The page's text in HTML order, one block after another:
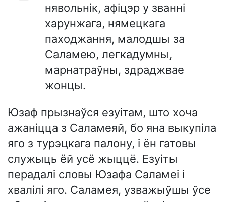
нявольнік, афіцэр у званні
харунжага, нямецкага
паходжання, малодшы за
Саламею, легкадумны,
марнатраўны, здраджвае
жонцы.
Юзаф прызнаўся езуітам, што хоча
ажаніцца з Саламеяй, бо яна выкупіла
яго з турэцкага палону, і ён гатовы
служыць ёй усё жыццё. Езуіты
перадалі словы Юзафа Саламеі і
хвалілі яго. Саламея, узважыўшы ўсе